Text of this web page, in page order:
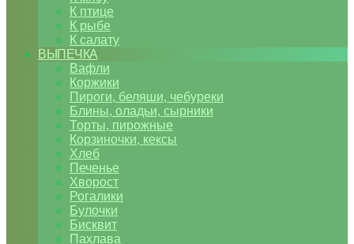
К птице
К рыбе
К салату
ВЫПЕЧКА
Вафли
Коржики
Пироги, беляши, чебуреки
Блины, оладьи, сырники
Торты, пирожные
Корзиночки, кексы
Хлеб
Печенье
Хворост
Рогалики
Булочки
Бисквит
Пахлава